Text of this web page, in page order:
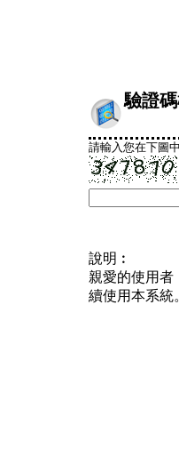
驗證
請輸入您在下圖
說明︰
親愛的使用者
續使用本系統